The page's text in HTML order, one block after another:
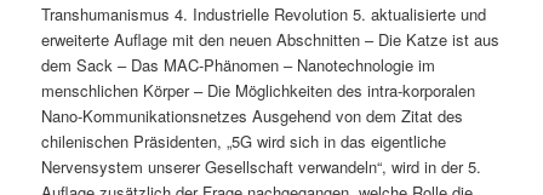
Transhumanismus 4. Industrielle Revolution 5. aktualisierte und
erweiterte Auflage mit den neuen Abschnitten – Die Katze ist aus
dem Sack – Das MAC-Phänomen – Nanotechnologie im
menschlichen Körper – Die Möglichkeiten des intra-korporalen
Nano-Kommunikationsnetzes Ausgehend von dem Zitat des
chilenischen Präsidenten, „5G wird sich in das eigentliche
Nervensystem unserer Gesellschaft verwandeln“, wird in der 5.